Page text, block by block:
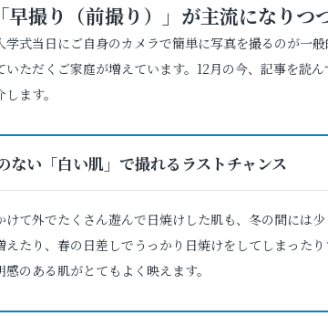
早撮り（前撮り）」が主流になりつ
学式当日にご自身のカメラで簡単に写真を撮るのが一
いただくご家庭が増えています。12月の今、記事を読
ます。
い「白い肌」で撮れるラストチャンス
けて外でたくさん遊んで日焼けした肌も、冬の間には
えたり、春の日差しでうっかり日焼けをしてしまった
のある肌がとてもよく映えます。